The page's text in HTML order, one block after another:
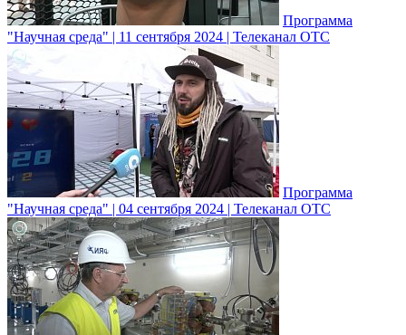
Программа
"Научная среда" | 11 сентября 2024 | Телеканал ОТС
Программа
"Научная среда" | 04 сентября 2024 | Телеканал ОТС